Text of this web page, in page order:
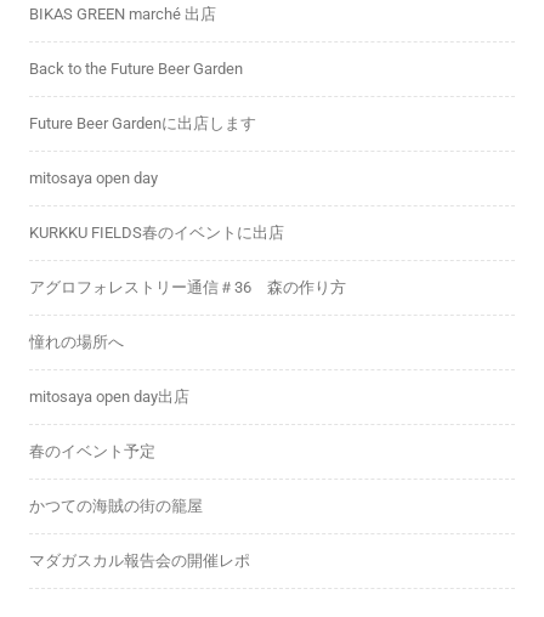
BIKAS GREEN marché 出店
Back to the Future Beer Garden
Future Beer Gardenに出店します
mitosaya open day
KURKKU FIELDS春のイベントに出店
アグロフォレストリー通信＃36 森の作り方
憧れの場所へ
mitosaya open day出店
春のイベント予定
かつての海賊の街の籠屋
マダガスカル報告会の開催レポ